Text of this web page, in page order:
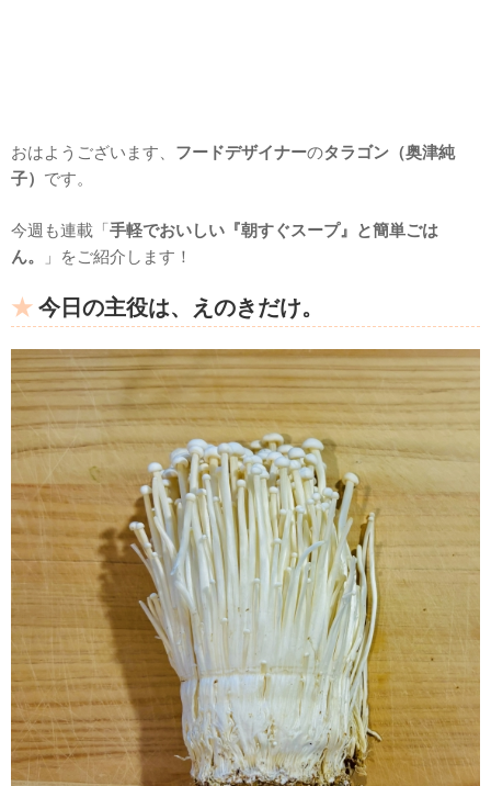
おはようございます、 フードデザイナーのタラゴン（奥津純
子） です。
今週も連載「手軽でおいしい『朝すぐスープ』と簡単ごは
ん。
」をご紹介します！
今日の主役は、えのきだけ。